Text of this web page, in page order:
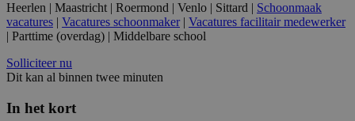
Heerlen | Maastricht | Roermond | Venlo | Sittard | Schoonmaak
vacatures | Vacatures schoonmaker| Vacatures facilitair medewerker
| Parttime (overdag) | Middelbare school
Solliciteer nu
Dit kan al binnen twee minuten
In het kort